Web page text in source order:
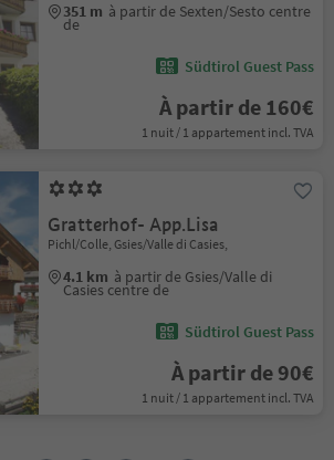
351 m à partir de Sexten/Sesto centre
de
Südtirol Guest Pass
À partir de 160€
1 nuit / 1 appartement incl. TVA
Gratterhof- App.Lisa
Pichl/Colle, Gsies/Valle di Casies,
4.1 km à partir de Gsies/Valle di
Casies centre de
Südtirol Guest Pass
À partir de 90€
1 nuit / 1 appartement incl. TVA